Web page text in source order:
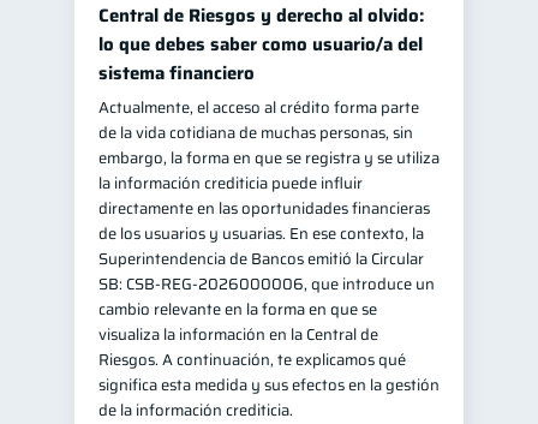
Central de Riesgos y derecho al olvido:
lo que debes saber como usuario/a del
sistema financiero
Actualmente, el acceso al crédito forma parte
de la vida cotidiana de muchas personas, sin
embargo, la forma en que se registra y se utiliza
la información crediticia puede influir
directamente en las oportunidades financieras
de los usuarios y usuarias. En ese contexto, la
Superintendencia de Bancos emitió la Circular
SB: CSB-REG-2026000006, que introduce un
cambio relevante en la forma en que se
visualiza la información en la Central de
Riesgos. A continuación, te explicamos qué
significa esta medida y sus efectos en la gestión
de la información crediticia.